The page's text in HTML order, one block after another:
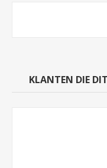
KLANTEN DIE